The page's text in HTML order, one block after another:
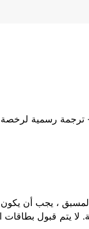
- ترجمة رسمية
لا يتم قبول بطاقات